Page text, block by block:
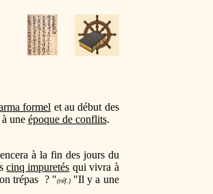
formel et au début des
une époque de conflits.
à la fin des jours du
cinq impuretés qui vivra à
trépas ? "(réf.)"Il y a une